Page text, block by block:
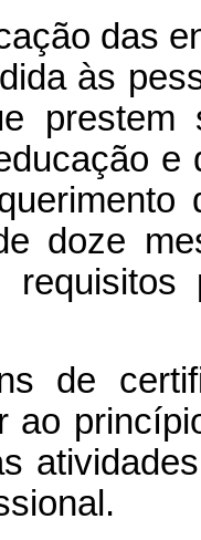
das
às
prestem
doze
de
ao